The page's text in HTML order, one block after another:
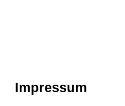
Impressum